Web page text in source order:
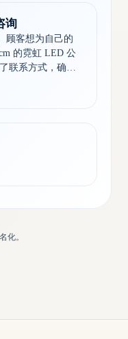
询
顾客想为自己的
的霓虹 LED 公
联系方式，确认
化。